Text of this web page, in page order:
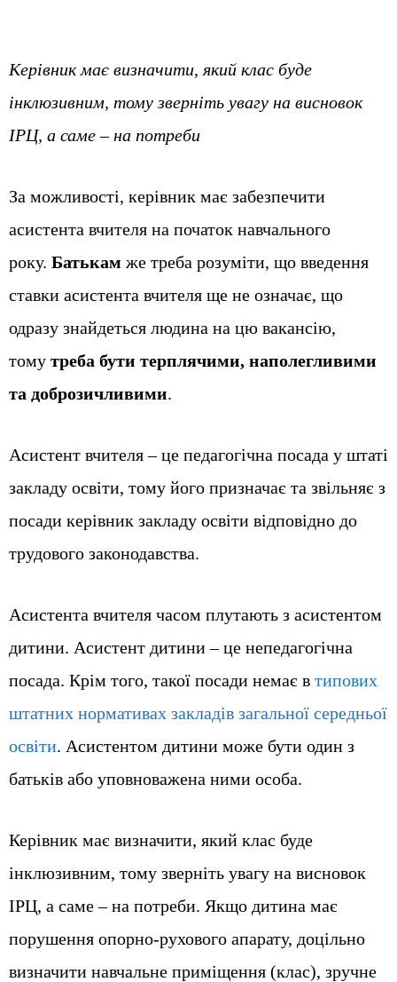
Керівник має визначити, який клас буде
інклюзивним, тому зверніть увагу на висновок
ІРЦ, а саме – на потреби
За можливості, керівник має забезпечити
асистента вчителя на початок навчального
року. Батькам же треба розуміти, що введення
ставки асистента вчителя ще не означає, що
одразу знайдеться людина на цю вакансію,
тому треба бути терплячими, наполегливими
та доброзичливими.
Асистент вчителя – це педагогічна посада у штаті
закладу освіти, тому його призначає та звільняє з
посади керівник закладу освіти відповідно до
трудового законодавства.
Асистента вчителя часом плутають з асистентом
дитини. Асистент дитини – це непедагогічна
посада. Крім того, такої посади немає в типових
штатних нормативах закладів загальної середньої
освіти. Асистентом дитини може бути один з
батьків або уповноважена ними особа.
Керівник має визначити, який клас буде
інклюзивним, тому зверніть увагу на висновок
ІРЦ, а саме – на потреби. Якщо дитина має
порушення опорно-рухового апарату, доцільно
визначити навчальне приміщення (клас), зручне